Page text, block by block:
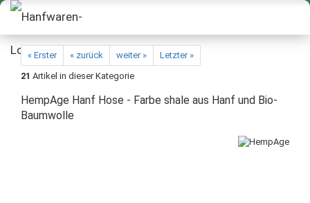
« Erster « zurück weiter »
Letzter »
21 Artikel in dieser Kategorie
HempAge Hanf Hose - Farbe shale aus Hanf und Bio-
Baumwolle